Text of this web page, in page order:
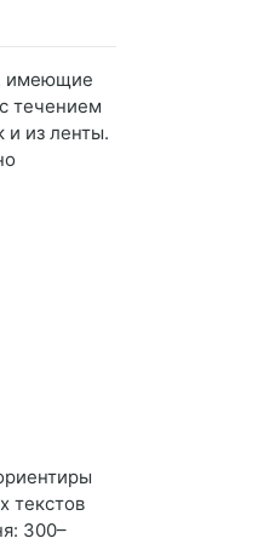
имеющие
течением
и из ленты.
текстов
300–